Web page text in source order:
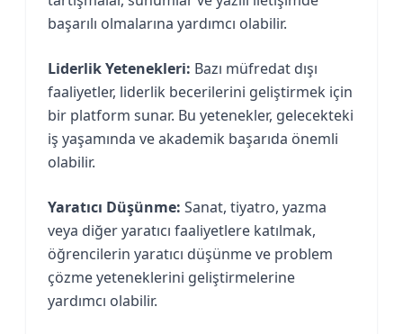
başarılı olmalarına yardımcı olabilir.
Liderlik Yetenekleri: Bazı müfredat dışı
faaliyetler, liderlik becerilerini geliştirmek için
bir platform sunar. Bu yetenekler, gelecekteki
iş yaşamında ve akademik başarıda önemli
olabilir.
Yaratıcı Düşünme: Sanat, tiyatro, yazma
veya diğer yaratıcı faaliyetlere katılmak,
öğrencilerin yaratıcı düşünme ve problem
çözme yeteneklerini geliştirmelerine
yardımcı olabilir.